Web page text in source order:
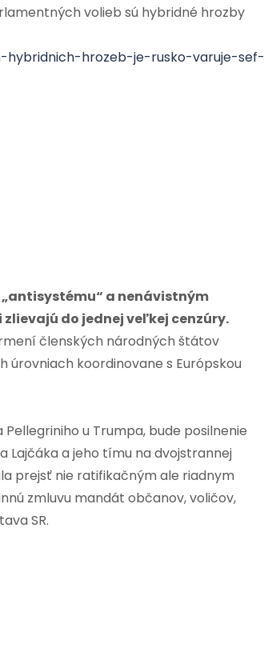
volieb sú hybridné hrozby
hybridnich-hrozeb-je-rusko-varuje-sef-
a nenávistným
do jednej veľkej cenzúry.
členských národných štátov
úrovniach koordinovane s Európskou
u Trumpa, bude posilnenie
Lajčáka a jeho tímu na dvojstrannej
prejsť nie ratifikačným ale riadnym
zmluvu mandát občanov, voličov,
SR.